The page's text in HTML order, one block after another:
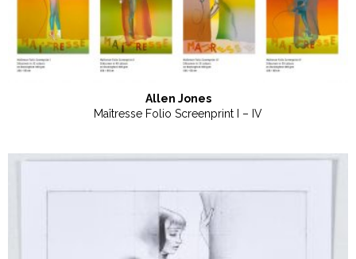
Allen Jones
Maîtresse Folio Screenprint I – IV